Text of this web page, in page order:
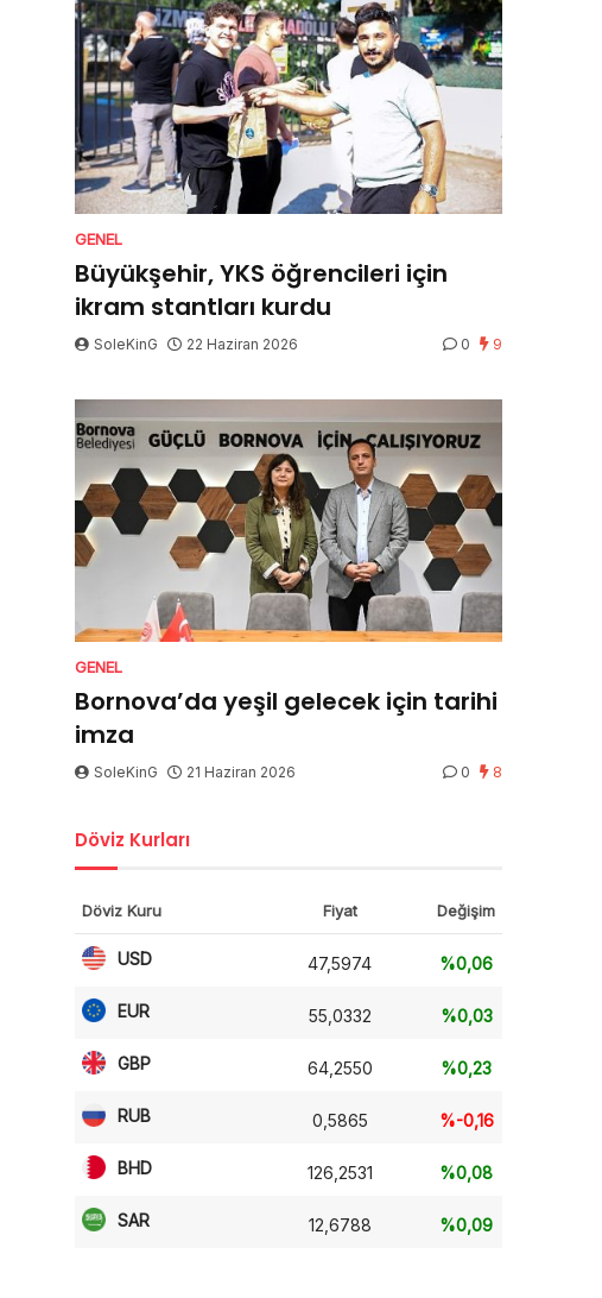
GENEL
Büyükşehir, YKS öğrencileri için
ikram stantları kurdu
SoleKinG 22 Haziran 2026 0 9
GENEL
Bornova’da yeşil gelecek için tarihi
imza
SoleKinG 21 Haziran 2026 0 8
Döviz Kurları
Döviz Kuru Fiyat Değişim
USD 47,5974 %0,06
EUR 55,0332 %0,03
GBP 64,2550 %0,23
RUB 0,5865 %-0,16
BHD 126,2531 %0,08
SAR 12,6788 %0,09